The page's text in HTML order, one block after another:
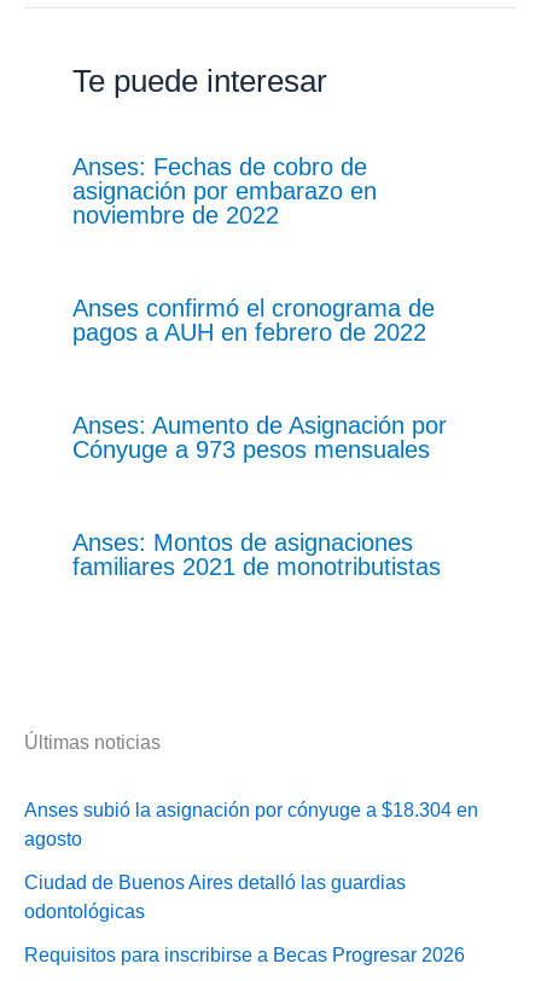
Te puede interesar
Anses: Fechas de cobro de
asignación por embarazo en
noviembre de 2022
Anses confirmó el cronograma de
pagos a AUH en febrero de 2022
Anses: Aumento de Asignación por
Cónyuge a 973 pesos mensuales
Anses: Montos de asignaciones
familiares 2021 de monotributistas
Últimas noticias
Anses subió la asignación por cónyuge a $18.304 en
agosto
Ciudad de Buenos Aires detalló las guardias
odontológicas
Requisitos para inscribirse a Becas Progresar 2026